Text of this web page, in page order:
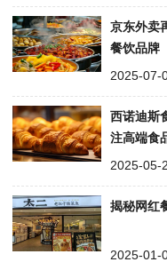
京东外卖
餐饮品牌
2025-07-
西诺迪斯
注高端食
2025-05-
揭秘网红
2025-01-